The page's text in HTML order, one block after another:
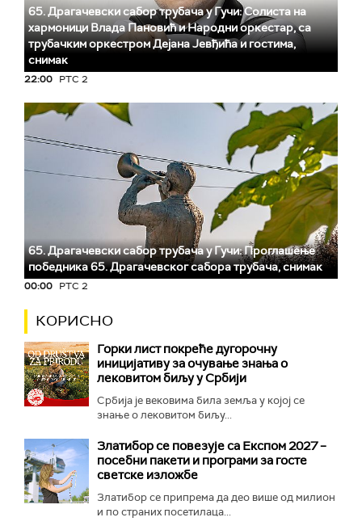
65. Драгачевски сабор трубача у Гучи: Солиста на
хармоници Влада Пановић и Народни оркестар, са
трубачким оркестром Дејана Јевђића и гостима,
снимак
22:00 РТС 2
65. Драгачевски сабор трубача у Гучи: Проглашење
победника 65. Драгачевског сабора трубача, снимак
00:00 РТС 2
КОРИСНО
Горки лист покреће дугорочну
иницијативу за очување знања о
лековитом биљу у Србији
Србија је вековима била земља у којој се
знање о лековитом биљу...
Златибор се повезује са Експом 2027 –
посебни пакети и програми за госте
светске изложбе
Златибор се припрема да део више од милион
и по страних посетилаца...